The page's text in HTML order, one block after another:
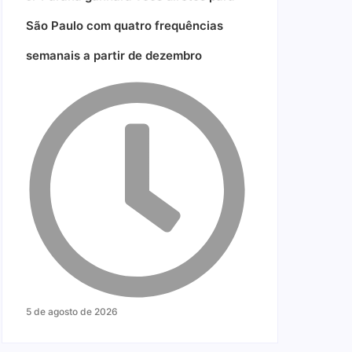
São Paulo com quatro frequências
semanais a partir de dezembro
5 de agosto de 2026